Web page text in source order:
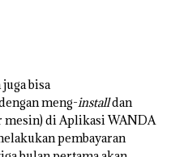
bisa
meng-installdan
di Aplikasi WANDA
pembayaran